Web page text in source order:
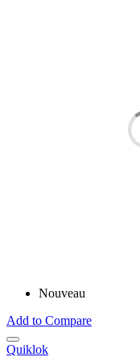
Nouveau
Add to Compare
Quiklok